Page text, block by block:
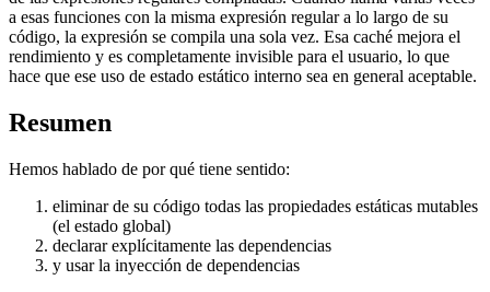
a esas funciones con la misma expresión regular a lo largo de su
código, la expresión se compila una sola vez. Esa caché mejora el
rendimiento y es completamente invisible para el usuario, lo que
hace que ese uso de estado estático interno sea en general aceptable.
Resumen
Hemos hablado de por qué tiene sentido:
eliminar de su código todas las propiedades estáticas mutables
(el estado global)
declarar explícitamente las dependencias
y usar la inyección de dependencias